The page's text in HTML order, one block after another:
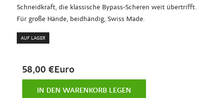
Schneidkraft, die klassische Bypass-Scheren weit übertrifft.
Für große Hände, beidhändig, Swiss Made.
AUF LAGER
58,00 €Euro
IN DEN WARENKORB LEGEN